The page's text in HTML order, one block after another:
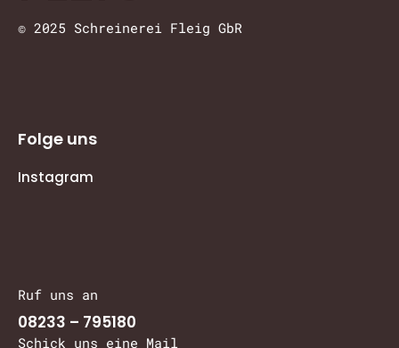
© 2025 Schreinerei Fleig GbR
Folge uns
Instagram
Ruf uns an
08233 – 795180
Schick uns eine Mail